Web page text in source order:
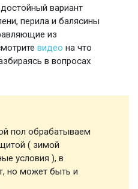
вариант
перила и балясины
из
видео на что
в вопросах
пол обрабатываем
( зимой
условия ), в
но может быть и